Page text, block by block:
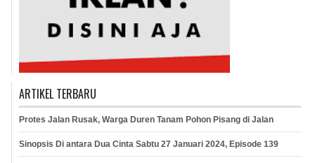
ARTIKEL TERBARU
Protes Jalan Rusak, Warga Duren Tanam Pohon Pisang di Jalan
Sinopsis Di antara Dua Cinta Sabtu 27 Januari 2024, Episode 139